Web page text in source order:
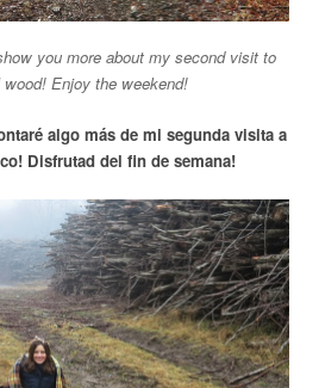
you more about my second visit to
Enjoy the weekend!
algo más de mi segunda visita a
Disfrutad del fin de semana!